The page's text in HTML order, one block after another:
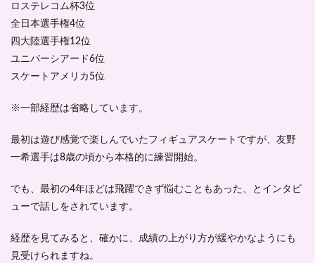
ロステレコム杯3位
全日本選手権4位
四大陸選手権12位
ユニバーシアード6位
スケートアメリカ5位
※一部経歴は省略しています。
最初は遊び感覚で楽しんでいたフィギュアスケートですが、友野
一希選手は8歳の頃から本格的に練習開始。
でも、最初の4年ほどは飛躍できず悩むこともあった、とインタビ
ューで話しをされています。
経歴を見てみると、確かに、成績の上がり方が緩やかなようにも
見受けられますね。